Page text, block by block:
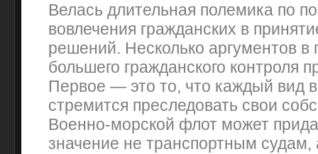
Велась длительная полемика по
вовлечения гражданских в
решений. Несколько аргументов в
большего гражданского контроля
Первое — это то, что каждый вид
стремится преследовать свои
Военно-морской флот может
значение не транспортным